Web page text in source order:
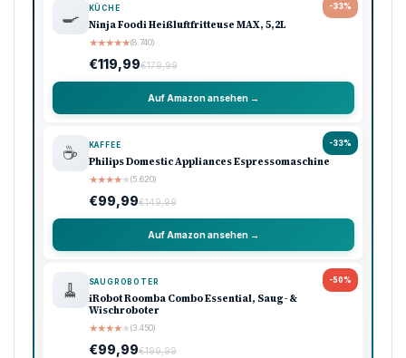
-33%
🍳 KÜCHE
Ninja Foodi Heißluftfritteuse MAX, 5,2L
★★★★★(8.740)
€119,99€179,99
Auf Amazon ansehen →
-33%
☕ KAFFEE
Philips Domestic Appliances Espressomaschine
★★★★★(5.620)
€99,99€149,99
Auf Amazon ansehen →
-50%
🧹 SAUGROBOTER
iRobot Roomba Combo Essential, Saug- &
Wischroboter
★★★★★(3.450)
€99,99€199,99